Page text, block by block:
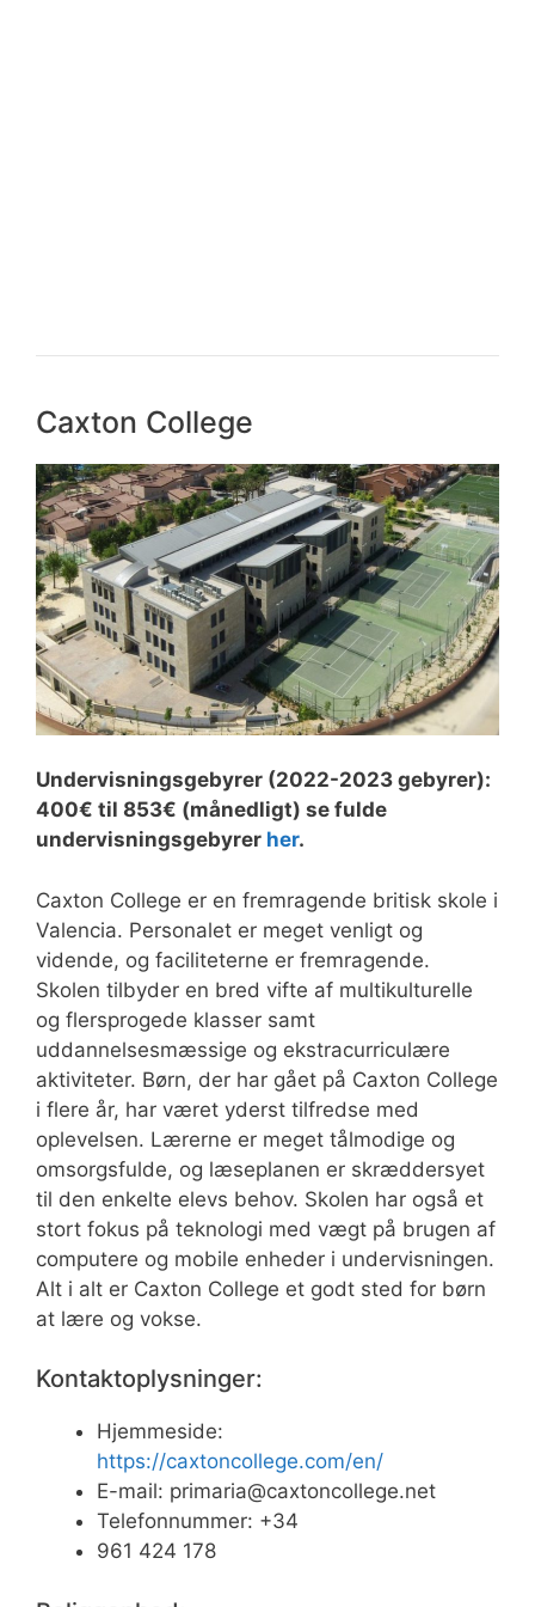
Caxton College
Undervisningsgebyrer (2022-2023 gebyrer):
400€ til 853€ (månedligt) se fulde
undervisningsgebyrer her.
Caxton College er en fremragende britisk skole i
Valencia. Personalet er meget venligt og
vidende, og faciliteterne er fremragende.
Skolen tilbyder en bred vifte af multikulturelle
og flersprogede klasser samt
uddannelsesmæssige og ekstracurriculære
aktiviteter. Børn, der har gået på Caxton College
i flere år, har været yderst tilfredse med
oplevelsen. Lærerne er meget tålmodige og
omsorgsfulde, og læseplanen er skræddersyet
til den enkelte elevs behov. Skolen har også et
stort fokus på teknologi med vægt på brugen af
computere og mobile enheder i undervisningen.
Alt i alt er Caxton College et godt sted for børn
at lære og vokse.
Kontaktoplysninger:
Hjemmeside:
https://caxtoncollege.com/en/
E-mail: primaria@caxtoncollege.net
Telefonnummer: +34
961 424 178